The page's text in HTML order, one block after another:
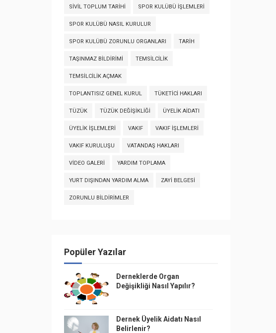
SIVIL TOPLUM TARIHI SPOR KULÜBÜ İŞLEMLERI
SPOR KULÜBÜ NASIL KURULUR
SPOR KULÜBÜ ZORUNLU ORGANLARI TARIH
TAŞINMAZ BILDIRIMI TEMSILCILIK
TEMSILCILIK AÇMAK
TOPLANTISIZ GENEL KURUL TÜKETICI HAKLARI
TÜZÜK TÜZÜK DEĞIŞIKLIĞI ÜYELIK AIDATI
ÜYELIK İŞLEMLERI VAKIF VAKIF İŞLEMLERI
VAKIF KURULUŞU VATANDAŞ HAKLARI
VIDEO GALERI YARDIM TOPLAMA
YURT DIŞINDAN YARDIM ALMA ZAYI BELGESI
ZORUNLU BILDIRIMLER
Popüler Yazılar
Derneklerde Organ
Değişikliği Nasıl Yapılır?
Dernek Üyelik Aidatı Nasıl
Belirlenir?